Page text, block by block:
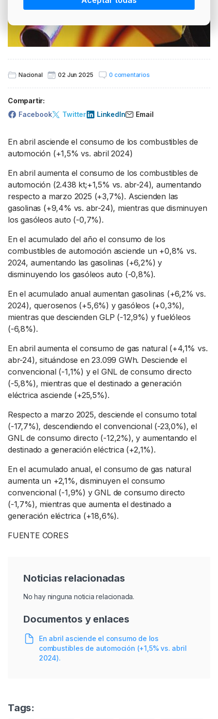
Nacional 02 Jun 2025 0 comentarios
Compartir:
Facebook
Twitter LinkedIn Email
En abril asciende el consumo de los combustibles de
automoción (+1,5% vs. abril 2024)
En abril aumenta el consumo de los combustibles de
automoción (2.438 kt;+1,5% vs. abr-24), aumentando
respecto a marzo 2025 (+3,7%). Ascienden las
gasolinas (+9,4% vs. abr-24), mientras que disminuyen
los gasóleos auto (-0,7%).
En el acumulado del año el consumo de los
combustibles de automoción asciende un +0,8% vs.
2024, aumentando las gasolinas (+6,2%) y
disminuyendo los gasóleos auto (-0,8%).
En el acumulado anual aumentan gasolinas (+6,2% vs.
2024), querosenos (+5,6%) y gasóleos (+0,3%),
mientras que descienden GLP (-12,9%) y fuelóleos
(-6,8%).
En abril aumenta el consumo de gas natural (+4,1% vs.
abr-24), situándose en 23.099 GWh. Desciende el
convencional (-1,1%) y el GNL de consumo directo
(-5,8%), mientras que el destinado a generación
eléctrica asciende (+25,5%).
Respecto a marzo 2025, desciende el consumo total
(-17,7%), descendiendo el convencional (-23,0%), el
GNL de consumo directo (-12,2%), y aumentando el
destinado a generación eléctrica (+2,1%).
En el acumulado anual, el consumo de gas natural
aumenta un +2,1%, disminuyen el consumo
convencional (-1,9%) y GNL de consumo directo
(-1,7%), mientras que aumenta el destinado a
generación eléctrica (+18,6%).
FUENTE CORES
Noticias relacionadas
No hay ninguna noticia relacionada.
Documentos y enlaces
En abril asciende el consumo de los
combustibles de automoción (+1,5% vs. abril
2024).
Tags:
NEWSLETTER
LÍDERES EQUIPAMIENTOS Y SERVICIOS DEL
TABLÓN Y MARKETPLACE
GSO AGRÍCOLA
GSO PROFESIONAL
MOD. 500-503
LÍDERES EQUIPAMIENTOS Y SERVICIOS SECTOR